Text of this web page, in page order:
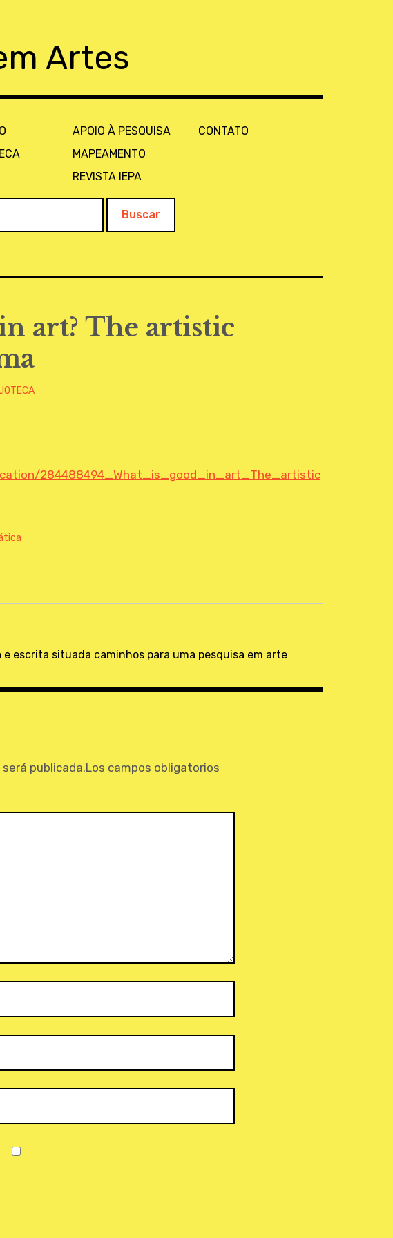
Artes
APOIO À PESQUISA
MAPEAMENTO
REVISTA IEPA
CONTATO
art? The artistic
284488494_What_is_good_in_art_The_artistic
e escrita situada caminhos para uma pesquisa em arte
publicada.Los campos obligatorios